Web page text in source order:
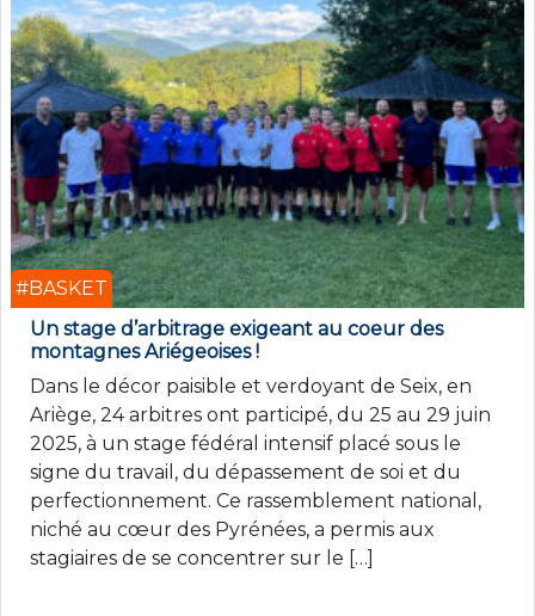
#BASKET
Un stage d’arbitrage exigeant au coeur des
montagnes Ariégeoises !
Dans le décor paisible et verdoyant de Seix, en
Ariège, 24 arbitres ont participé, du 25 au 29 juin
2025, à un stage fédéral intensif placé sous le
signe du travail, du dépassement de soi et du
perfectionnement. Ce rassemblement national,
niché au cœur des Pyrénées, a permis aux
stagiaires de se concentrer sur le […]